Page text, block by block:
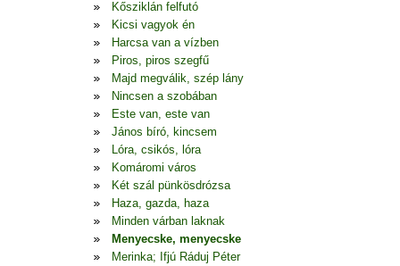
Kősziklán felfutó
Kicsi vagyok én
Harcsa van a vízben
Piros, piros szegfű
Majd megválik, szép lány
Nincsen a szobában
Este van, este van
János bíró, kincsem
Lóra, csikós, lóra
Komáromi város
Két szál pünkösdrózsa
Haza, gazda, haza
Minden várban laknak
Menyecske, menyecske
Merinka; Ifjú Ráduj Péter